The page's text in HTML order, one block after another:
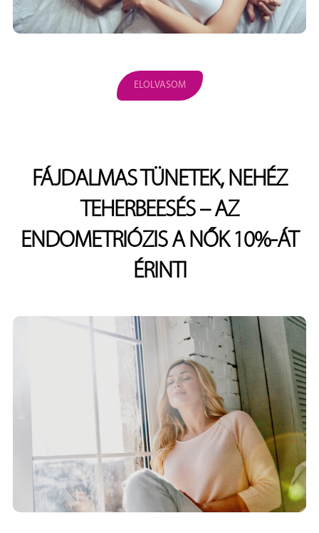
ELOLVASOM
FÁJDALMAS TÜNETEK, NEHÉZ
TEHERBEESÉS – AZ
ENDOMETRIÓZIS A NŐK 10%-ÁT
ÉRINTI